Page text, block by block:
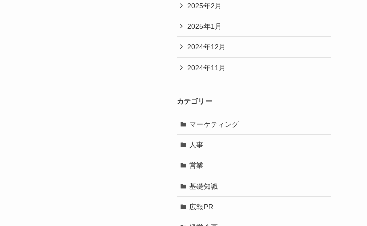
2025年2月
2025年1月
2024年12月
2024年11月
カテゴリー
マーケティング
人事
営業
基礎知識
広報PR